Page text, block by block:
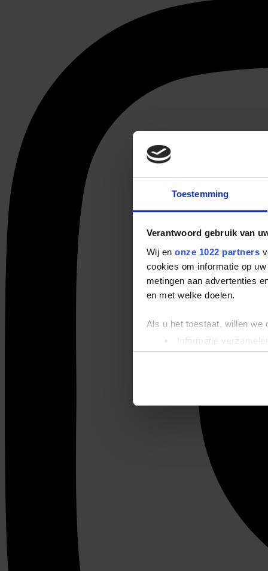
Toestemming
Verantwoord gebruik van
Wij en onze 1022 partners
cookies om informatie op
metingen aan advertenties
en met welke doelen.
Als u het toestaat, willen we
Informatie
Uw apparaat
Lees meer over hoe uw
We gebruiken cookies om
websiteverkeer te
media, adverteren en
verstrekt of die ze hebben